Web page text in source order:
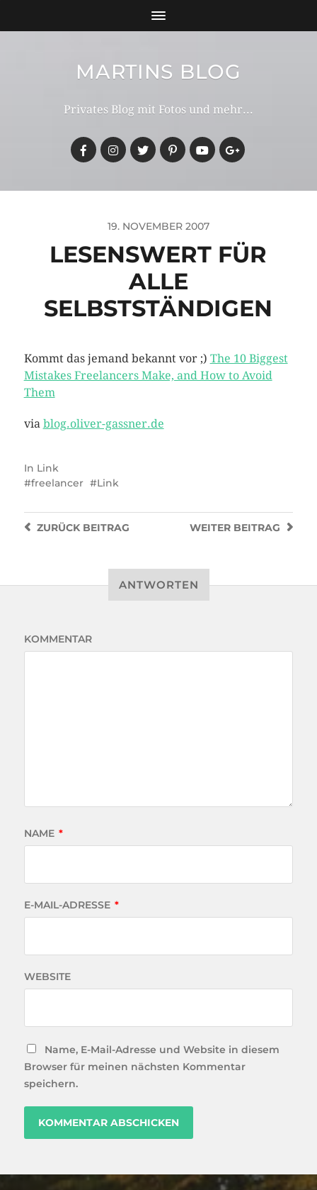
MARTINS BLOG
Privates Blog mit Fotos und mehr...
19. NOVEMBER 2007
LESENSWERT FÜR
ALLE
SELBSTSTÄNDIGEN
Kommt das jemand bekannt vor ;) The 10 Biggest
Mistakes Freelancers Make, and How to Avoid
Them
via blog.oliver-gassner.de
In Link
freelancer
Link
WEITER BEITRAG
ZURÜCKBEITRAG
ANTWORTEN
KOMMENTAR
NAME *
E-MAIL-ADRESSE *
WEBSITE
Name, E-Mail-Adresse und Website in diesem
Browser für meinen nächsten Kommentar
speichern.